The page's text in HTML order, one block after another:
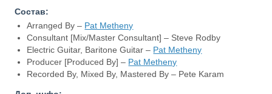
Состав:
Arranged By – Pat Metheny
Consultant [Mix/Master Consultant] – Steve Rodby
Electric Guitar, Baritone Guitar – Pat Metheny
Producer [Produced By] – Pat Metheny
Recorded By, Mixed By, Mastered By – Pete Karam